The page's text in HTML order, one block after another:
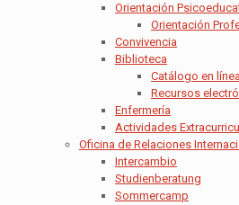
Orientación
Orientación
Convivencia
Biblioteca
Catálogo en línea
Recursos
Enfermería
Actividades
Oficina de Relaciones
Intercambio
Studienberatung
Sommercamp